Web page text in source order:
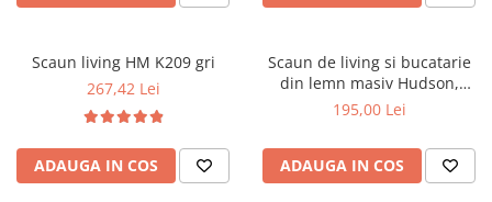
Saltele 180x200
Top saltele
Top saltele 5 cm
Top saltele 10 cm
Top saltele memory 5 cm
Birouri
Scaune pentru birou
Scaune pentru vizitatori
Mobilier bucatarie
Scaun living HM K209 gri
267,42 Lei
ADAUGA IN COS
Scaun de living si bucatarie
din lemn masiv Hudson,
tapiterie stofa,100 kg,
195,00 Lei
ADAUGA IN COS